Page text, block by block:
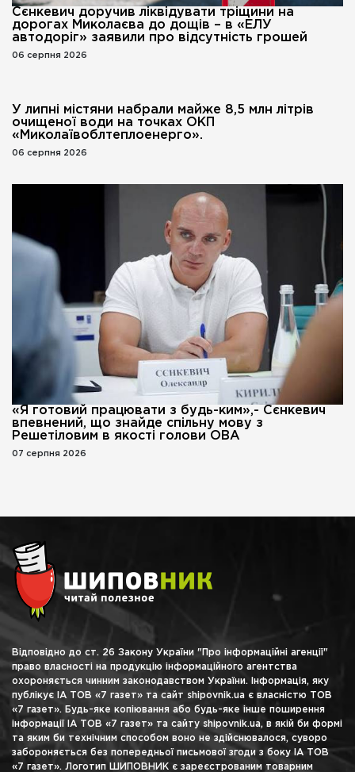
Сєнкевич доручив ліквідувати тріщини на
дорогах Миколаєва до дощів – в «ЕЛУ
автодоріг» заявили про відсутність грошей
06 серпня 2026
У липні містяни набрали майже 8,5 млн літрів
очищеної води на точках ОКП
«Миколаївоблтеплоенерго».
06 серпня 2026
«Я готовий працювати з будь-ким»,- Сєнкевич
впевнений, що знайде спільну мову з
Решетіловим в якості голови ОВА
07 серпня 2026
Відповідно до ст. 26 Закону України "Про інформаційні агенції"
право власності на продукцію інформаційного агентства
охороняється чинним законодавством України. Інформація, яку
публікує ІА ТОВ «7 газет» та сайт shipovnik.ua є власністю ТОВ
«7 газет». Будь-яке копіювання або будь-яке інше поширення
інформації ІА ТОВ «7 газет» та сайту shipovnik.ua, в якій би формі
та яким би технічним способом воно не здійснювалося, суворо
забороняється без попередньої письмової згоди з боку ІА ТОВ
«7 газет». Логотип ШИПОВНИК є зареєстрованим товарним